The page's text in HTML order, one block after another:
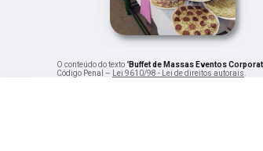
O conteúdo do texto "Buffet de Massas Eventos
Código Penal – Lei 9610/98 - Lei de direitos autorais.